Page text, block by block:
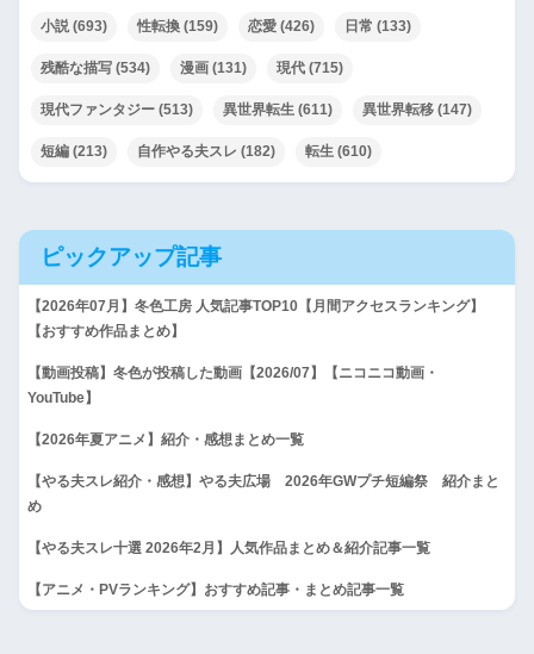
小説(693) 性転換 (159) 恋愛 (426) 日常 (133)
残酷な描写 (534) 漫画 (131) 現代 (715)
現代ファンタジー (513) 異世界転生 (611) 異世界転移 (147)
短編 (213) 自作やる夫スレ (182) 転生 (610)
ピックアップ記事
【2026年07月】冬色工房 人気記事TOP10【月間アクセスランキング】
【おすすめ作品まとめ】
【動画投稿】冬色が投稿した動画【2026/07】【ニコニコ動画・
YouTube】
【2026年夏アニメ】紹介・感想まとめ一覧
【やる夫スレ紹介・感想】やる夫広場 2026年GWプチ短編祭 紹介まと
め
【やる夫スレ十選 2026年2月】人気作品まとめ＆紹介記事一覧
【アニメ・PVランキング】おすすめ記事・まとめ記事一覧